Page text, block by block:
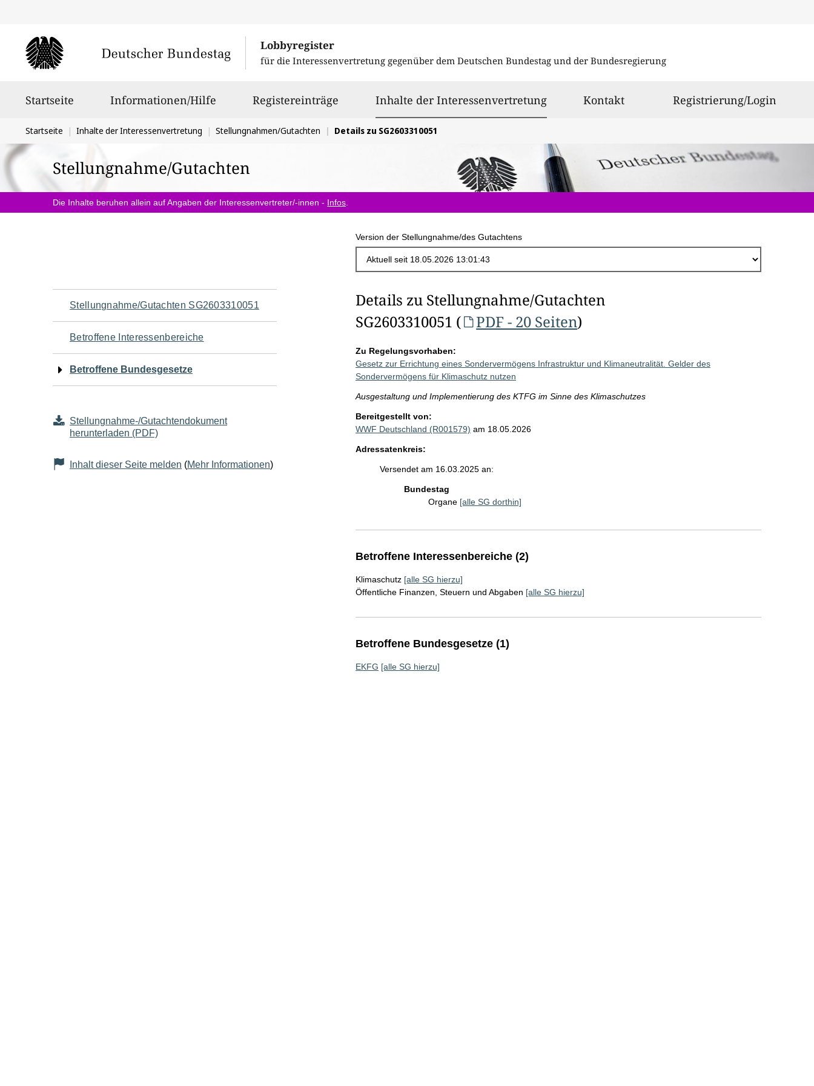
Lobbyregister
für die Interessenvertretung gegenüber dem Deutschen Bundestag und der Bundesregierung
Startseite Informationen/Hilfe Registereinträge Inhalte der Interessenvertretungausgewählt
Kontakt Registrierung/Login
Sie
befinden
sich
hier:
Startseite Inhalte der Interessenvertretung Stellungnahmen/Gutachten Details zu SG2603310051
Stellungnahme/Gutachten
Die Inhalte beruhen allein auf Angaben der Interessenvertreter/-innen - Infos
Version der Stellungnahme/des Gutachtens
Navigation
für
den
Seiteninhalt
Stellungnahme/Gutachten SG2603310051
Betroffene Interessenbereiche
Betroffene Bundesgesetze
Stellungnahme-/Gutachtendokument
herunterladen (PDF)
Inhalt dieser Seite melden (Mehr Informationen)
Details zu Stellungnahme/Gutachten
SG2603310051 (
PDF - 20 Seiten)
Zu Regelungsvorhaben:
Gesetz zur Errichtung eines Sondervermögens Infrastruktur und Klimaneutralität. Gelder des
Sondervermögens für Klimaschutz nutzen
Ausgestaltung und Implementierung des KTFG im Sinne des Klimaschutzes
Bereitgestellt von:
WWF Deutschland (R001579) am 18.05.2026
Adressatenkreis:
Versendet am 16.03.2025 an:
Bundestag
Organe [alle SG dorthin]
Betroffene Interessenbereiche (2)
Klimaschutz [alle SG hierzu]
Öffentliche Finanzen, Steuern und Abgaben [alle SG hierzu]
Betroffene Bundesgesetze (1)
EKFG [alle SG hierzu]